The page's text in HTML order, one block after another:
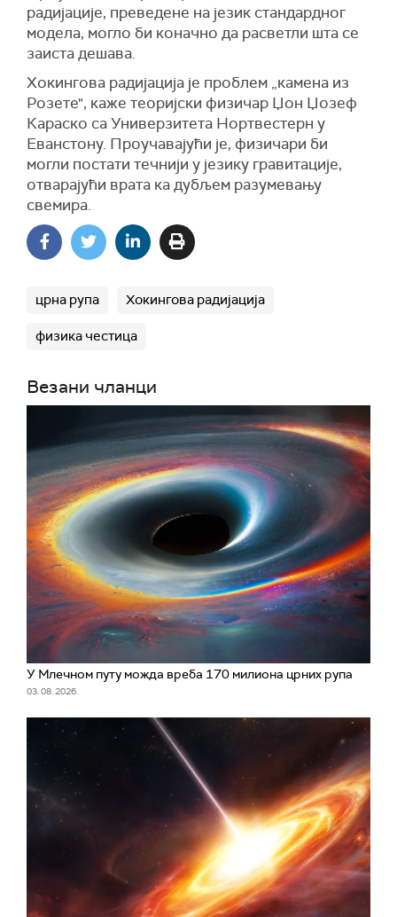
радијације, преведене на језик стандардног
модела, могло би коначно да расветли шта се
заиста дешава.
Хокингова радијација је проблем „камена из
Розете", каже теоријски физичар Џон Џозеф
Караско са Универзитета Нортвестерн у
Еванстону. Проучавајући је, физичари би
могли постати течнији у језику гравитације,
отварајући врата ка дубљем разумевању
свемира.
црна рупа Хокингова радијација
физика честица
Везани чланци
У Млечном путу можда вреба 170 милиона црних рупа
03. 08. 2026.